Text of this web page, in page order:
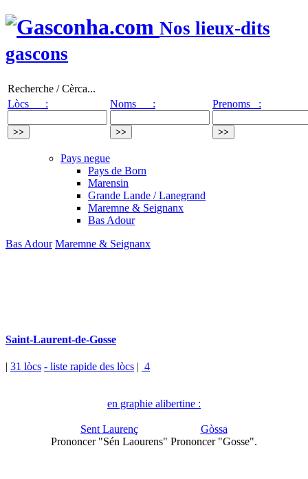
Nos lieux-dits
gascons
Recherche / Cèrca...
Lòcs :
Noms : Prenoms :
Pays negue
Pays de Born
Marensin
Grande Lande / Lanegrand
Maremne & Seignanx
Bas Adour
Bas Adour Maremne & Seignanx
Saint-Laurent-de-Gosse
| 31 lòcs - liste rapide des lòcs | 4
en graphie alibertine :
Sent Laurenç
Prononcer "Sén Laourens"
Gòssa
Prononcer "Gosse".